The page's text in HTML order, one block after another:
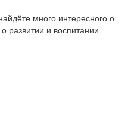
много интересного о
развитии и воспитании